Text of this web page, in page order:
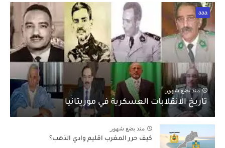
aaa
منذ بضع شهور
تاريخ الانقلابات العسكرية في موريتانيا
منذ بضع شهور
كيف حرر المغرب اقليم وادي الذهب؟